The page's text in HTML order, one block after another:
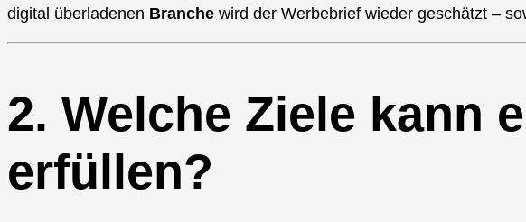
digital überladenen Branche wird der Werbebrief wieder geschätzt –
2. Welche Ziele kann
erfüllen?